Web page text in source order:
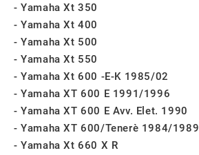
Yamaha Xt 350
Yamaha Xt 400
Yamaha Xt 500
Yamaha Xt 550
Yamaha Xt 600 -E-K 1985/02
Yamaha XT 600 E 1991/1996
Yamaha XT 600 E Avv. Elet. 1990
Yamaha XT 600/Tenerè 1984/1989
Yamaha Xt 660 X R